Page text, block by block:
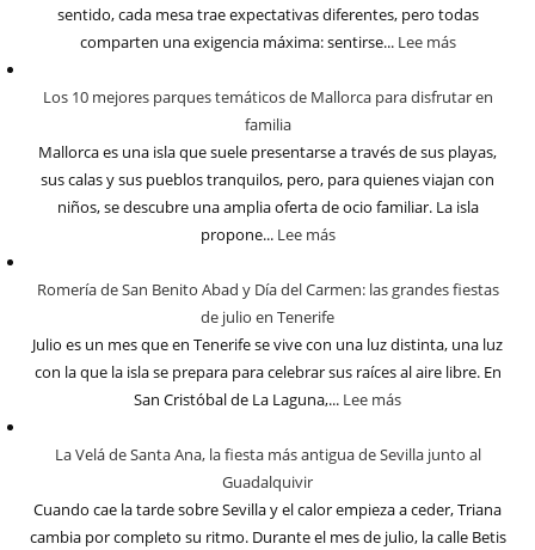
sentido, cada mesa trae expectativas diferentes, pero todas
comparten una exigencia máxima: sentirse... Lee más
Los 10 mejores parques temáticos de Mallorca para disfrutar en
familia
Mallorca es una isla que suele presentarse a través de sus playas,
sus calas y sus pueblos tranquilos, pero, para quienes viajan con
niños, se descubre una amplia oferta de ocio familiar. La isla
propone... Lee más
Romería de San Benito Abad y Día del Carmen: las grandes fiestas
de julio en Tenerife
Julio es un mes que en Tenerife se vive con una luz distinta, una luz
con la que la isla se prepara para celebrar sus raíces al aire libre. En
San Cristóbal de La Laguna,... Lee más
La Velá de Santa Ana, la fiesta más antigua de Sevilla junto al
Guadalquivir
Cuando cae la tarde sobre Sevilla y el calor empieza a ceder, Triana
cambia por completo su ritmo. Durante el mes de julio, la calle Betis